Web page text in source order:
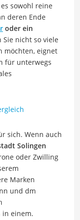
sowohl reine
deren Ende
oder ein
nicht so viele
möchten, eignet
für unterwegs
sich. Wenn auch
Solingen
oder Zwilling
Marken
und dm
in einem.